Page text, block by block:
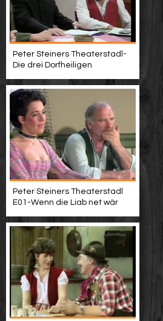
Peter Steiners Theaterstadl-
Die drei Dorfheiligen
Peter Steiners Theaterstadl
E01-Wenn die Liab net wär